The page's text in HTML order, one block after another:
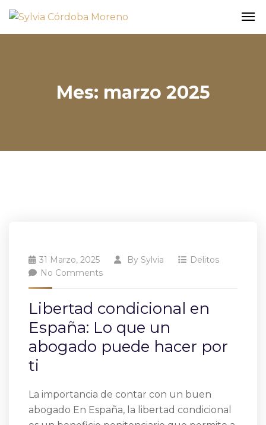
Mes: marzo 2025
31 Marzo, 2025 By Sylvia
Delitos
No Comments
Libertad condicional en
España: Lo que un
abogado puede hacer por
ti
La importancia de contar con un buen
abogado En España, la libertad condicional